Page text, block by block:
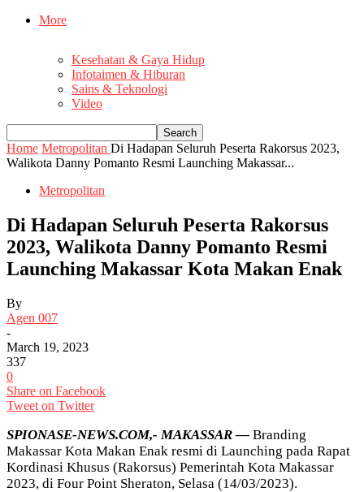
More
Kesehatan & Gaya Hidup
Infotaimen & Hiburan
Sains & Teknologi
Video
Home Metropolitan Di Hadapan Seluruh Peserta Rakorsus 2023,
Walikota Danny Pomanto Resmi Launching Makassar...
Metropolitan
Di Hadapan Seluruh Peserta Rakorsus
2023, Walikota Danny Pomanto Resmi
Launching Makassar Kota Makan Enak
By
Agen 007
-
March 19, 2023
337
0
Share on Facebook
Tweet on Twitter
SPIONASE-NEWS.COM,- MAKASSAR — Branding
Makassar Kota Makan Enak resmi di Launching pada Rapat
Kordinasi Khusus (Rakorsus) Pemerintah Kota Makassar
2023, di Four Point Sheraton, Selasa (14/03/2023).